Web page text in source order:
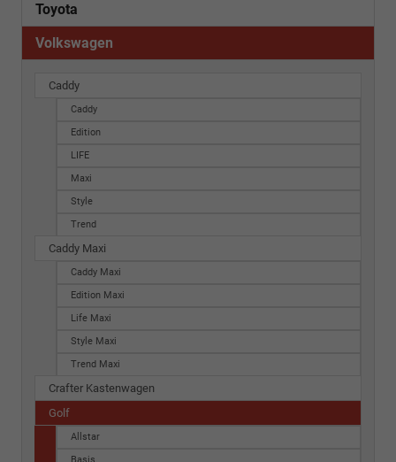
Toyota
Volkswagen
Caddy
Caddy
Edition
LIFE
Maxi
Style
Trend
Caddy Maxi
Caddy Maxi
Edition Maxi
Life Maxi
Style Maxi
Trend Maxi
Crafter Kastenwagen
Golf
Allstar